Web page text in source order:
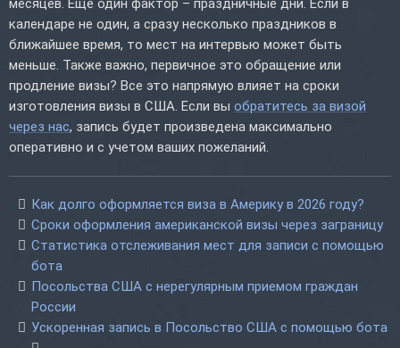
календаре не один, а сразу несколько праздников в
ближайшее время, то мест на интервью может быть
меньше. Также важно, первичное это обращение или
продление визы? Все это напрямую влияет на сроки
изготовления визы в США. Если вы обратитесь за визой
через нас, запись будет произведена максимально
оперативно и с учетом ваших пожеланий.
Как долго оформляется виза в Америку в 2026 году?
Сроки оформления американской визы через заграницу
Статистика отслеживания мест для записи с помощью
бота
Посольства США с нерегулярным приемом граждан
России
Ускоренная запись в Посольство США с помощью бота